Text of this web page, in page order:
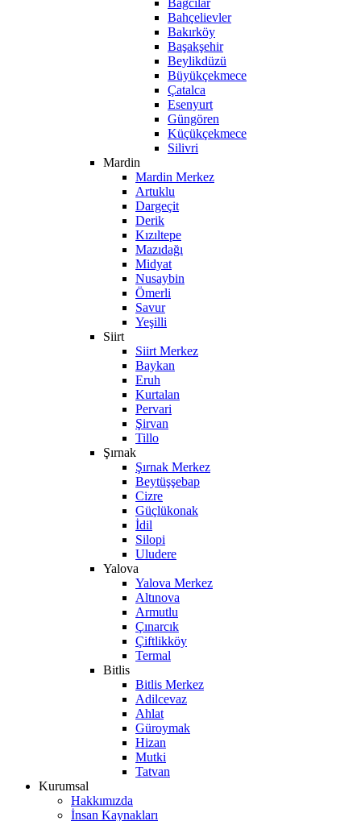
Bağcılar
Bahçelievler
Bakırköy
Başakşehir
Beylikdüzü
Büyükçekmece
Çatalca
Esenyurt
Güngören
Küçükçekmece
Silivri
Mardin
Mardin Merkez
Artuklu
Dargeçit
Derik
Kızıltepe
Mazıdağı
Midyat
Nusaybin
Ömerli
Savur
Yeşilli
Siirt
Siirt Merkez
Baykan
Eruh
Kurtalan
Pervari
Şirvan
Tillo
Şırnak
Şırnak Merkez
Beytüşşebap
Cizre
Güçlükonak
İdil
Silopi
Uludere
Yalova
Yalova Merkez
Altınova
Armutlu
Çınarcık
Çiftlikköy
Termal
Bitlis
Bitlis Merkez
Adilcevaz
Ahlat
Güroymak
Hizan
Mutki
Tatvan
Kurumsal
Hakkımızda
İnsan Kaynakları